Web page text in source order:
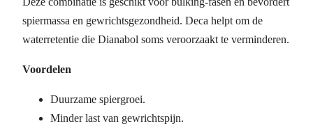
spiermassa en gewrichtsgezondheid. Deca helpt om de
waterretentie die Dianabol soms veroorzaakt te verminderen.
Voordelen
Duurzame spiergroei.
Minder last van gewrichtspijn.